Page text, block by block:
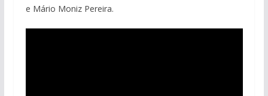
e Mário Moniz Pereira.